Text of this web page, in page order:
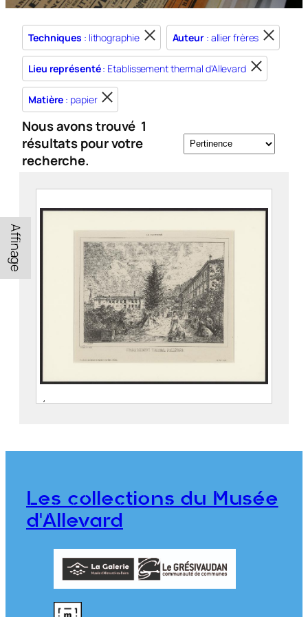
Techniques : lithographie Auteur: allier frères
Lieu représenté: Etablissement thermal d'Allevard
Matière : papier
Nous avons trouvé 1
résultats pour votre
recherche.
Affinage
Établissement thermal d’Allevard
(Vienne, 12 décembre 1841 –
ALLIER FRÈRES
976.7.5
Les collections du Musée
d'Allevard